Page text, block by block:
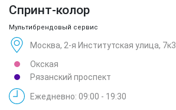
Спринт-колор
Мультибрендовый сервис
Москва, 2-я Институтская улица, 7к3
Окская
Рязанский проспект
Ежедневно: 09:00 - 19:30